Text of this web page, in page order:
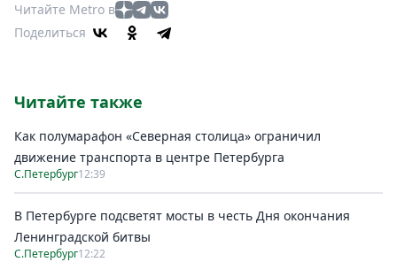
Читайте Metro в
Поделиться
Читайте также
Как полумарафон «Северная столица» ограничил
движение транспорта в центре Петербурга
С.Петербург12:39
В Петербурге подсветят мосты в честь Дня окончания
Ленинградской битвы
С.Петербург12:22